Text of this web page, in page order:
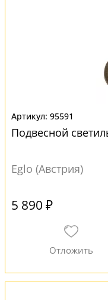
95591
Подвесной
Eglo (Австрия)
5 890 ₽